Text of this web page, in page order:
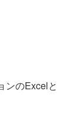
ンのExcelと